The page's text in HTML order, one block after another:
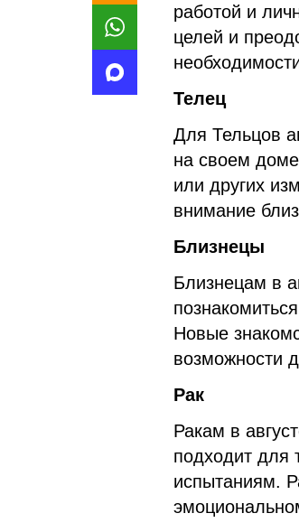
работой и
целей и
Телец
Для Тельцов
на своем
или других
внимание
Близнецы
Близнецам в
Новые
возможности
Рак
Ракам в
подходит для
испытаниям.